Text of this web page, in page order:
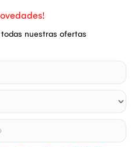
nuestras ofertas